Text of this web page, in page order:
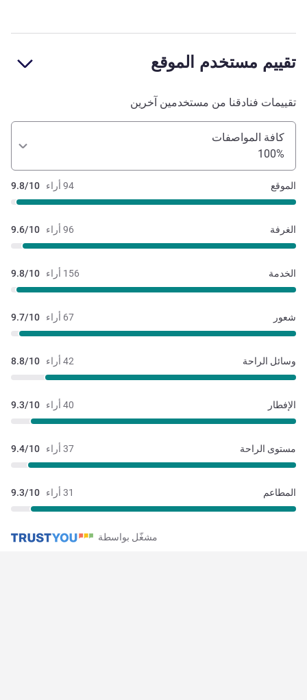
تقييم مستخدم الموقع
تقييمات فنادقنا من مستخدمين آخرين
كافة المواصفات
100%
94 أراء 9.8/10 الموقع
96 أراء 9.6/10 الغرفة
156 أراء 9.8/10 الخدمة
67 أراء 9.7/10 شعور
42 أراء 8.8/10 وسائل الراحة
40 أراء 9.3/10 الإفطار
37 أراء 9.4/10 مستوى الراحة
31 أراء 9.3/10 المطاعم
مشغّل بواسطة